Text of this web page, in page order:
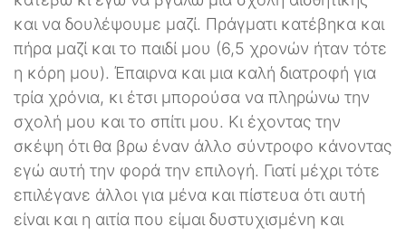
και να δουλέψουμε μαζί. Πράγματι κατέβηκα και
πήρα μαζί και το παιδί μου (6,5 χρονών ήταν τότε
η κόρη μου). Έπαιρνα και μια καλή διατροφή για
τρία χρόνια, κι έτσι μπορούσα να πληρώνω την
σχολή μου και το σπίτι μου. Κι έχοντας την
σκέψη ότι θα βρω έναν άλλο σύντροφο κάνοντας
εγώ αυτή την φορά την επιλογή. Γιατί μέχρι τότε
επιλέγανε άλλοι για μένα και πίστευα ότι αυτή
είναι και η αιτία που είμαι δυστυχισμένη και